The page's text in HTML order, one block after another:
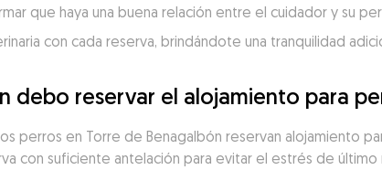
que haya una buena relación entre el cuidador y su
con cada reserva, brindándote una tranquilidad
debo reservar el alojamiento para
perros en Torre de Benagalbón reservan alojamiento
con suficiente antelación para evitar el estrés de